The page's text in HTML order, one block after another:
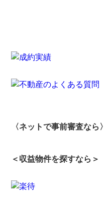
〈ネットで事前審査なら〉
＜収益物件を探すなら＞